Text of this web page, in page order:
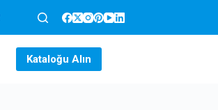
Kataloğu Alın